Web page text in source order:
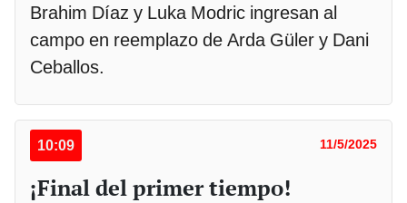
Brahim Díaz y Luka Modric ingresan al
campo en reemplazo de Arda Güler y Dani
Ceballos.
10:09 11/5/2025
¡Final del primer tiempo!